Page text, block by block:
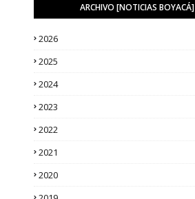
ARCHIVO [NOTICIAS BOYACÁ]
2026
2025
2024
2023
2022
2021
2020